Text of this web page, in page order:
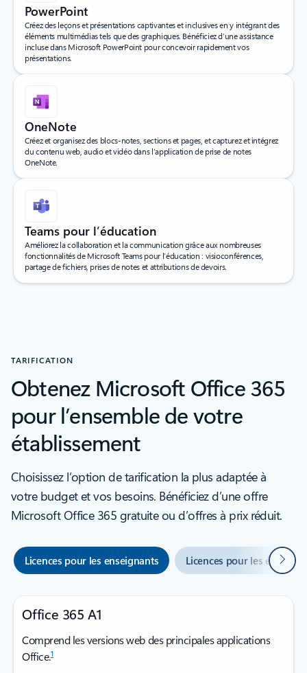
PowerPoint
Créez des leçons et présentations captivantes et inclusives en y intégrant des
éléments multimédias tels que des graphiques. Bénéficiez d’une assistance
incluse dans Microsoft PowerPoint pour concevoir rapidement vos
présentations.
OneNote
Créez et organisez des blocs-notes, sections et pages, et capturez et intégrez
du contenu web, audio et vidéo dans l’application de prise de notes
OneNote.
Teams pour l’éducation
Améliorez la collaboration et la communication grâce aux nombreuses
fonctionnalités de Microsoft Teams pour l’éducation : visioconférences,
partage de fichiers, prises de notes et attributions de devoirs.
TARIFICATION
Obtenez Microsoft Office 365
pour l’ensemble de votre
établissement
Choisissez l’option de tarification la plus adaptée à
votre budget et vos besoins. Bénéficiez d’une offre
Microsoft Office 365 gratuite ou d’offres à prix réduit.
Licences pour les enseignants Licences pour les
Office 365 A1
Comprend les versions web des principales applications
Office.1